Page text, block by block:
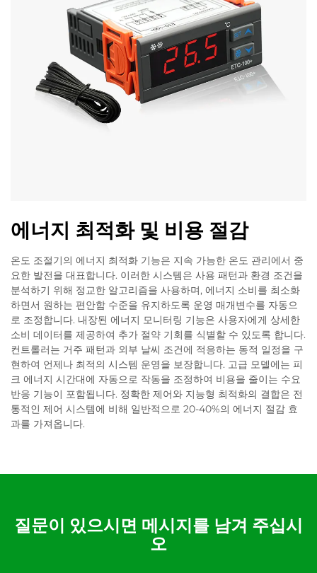
에너지 최적화 및 비용 절감
온도 조절기의 에너지 최적화 기능은 지속 가능한 온도 관리에서 중
요한 발전을 대표합니다. 이러한 시스템은 사용 패턴과 환경 조건을
분석하기 위해 정교한 알고리즘을 사용하며, 에너지 소비를 최소화
하면서 원하는 편안함 수준을 유지하도록 운영 매개변수를 자동으
로 조정합니다. 내장된 에너지 모니터링 기능은 사용자에게 상세한
소비 데이터를 제공하여 추가 절약 기회를 식별할 수 있도록 합니다.
컨트롤러는 거주 패턴과 외부 날씨 조건에 적응하는 동적 일정을 구
현하여 언제나 최적의 시스템 운영을 보장합니다. 고급 모델에는 피
크 에너지 시간대에 자동으로 작동을 조정하여 비용을 줄이는 수요
반응 기능이 포함됩니다. 정확한 제어와 지능형 최적화의 결합은 전
통적인 제어 시스템에 비해 일반적으로 20-40%의 에너지 절감 효
과를 가져옵니다.
질문이 있으시면 메시지를 남겨 주십시
오